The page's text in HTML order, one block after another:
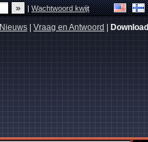
|Wachtwoord kwijt
Nieuws Vraag en Antwoord